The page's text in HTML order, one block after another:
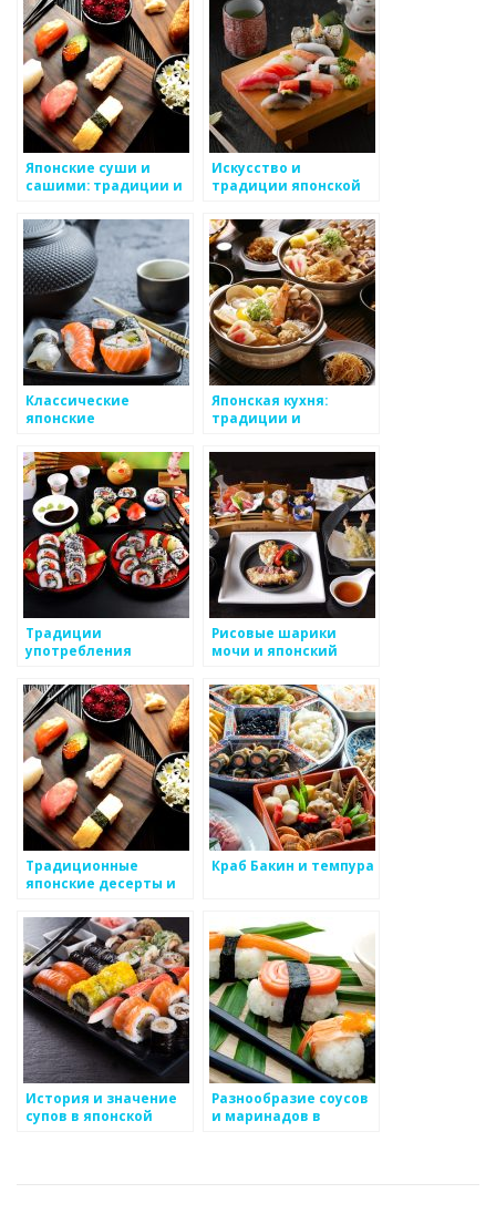
Японские суши и
сашими: традиции и
Искусство и
традиции японской
Классические
японские
блюда
Японская кухня:
традиции и
Традиции
употребления
Японии
Рисовые шарики
мочи и японский
Традиционные
японские десерты и
Краб Бакин и темпура
История и значение
супов в японской
Разнообразие соусов
и маринадов в